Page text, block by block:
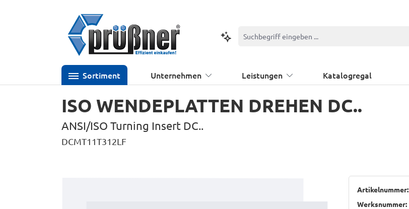
Kontextbasierte Suche
Sortiment Unternehmen Leistungen Katalogregal
ISO WENDEPLATTEN DREHEN DC..
ANSI/ISO Turning Insert DC..
DCMT11T312LF
Artikelnummer:
Werksnummer: